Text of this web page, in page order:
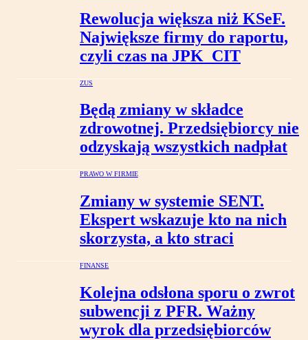
Rewolucja większa niż KSeF.
Największe firmy do raportu,
czyli czas na JPK_CIT
ZUS
Będą zmiany w składce
zdrowotnej. Przedsiębiorcy nie
odzyskają wszystkich nadpłat
PRAWO W FIRMIE
Zmiany w systemie SENT.
Ekspert wskazuje kto na nich
skorzysta, a kto straci
FINANSE
Kolejna odsłona sporu o zwrot
subwencji z PFR. Ważny
wyrok dla przedsiębiorców